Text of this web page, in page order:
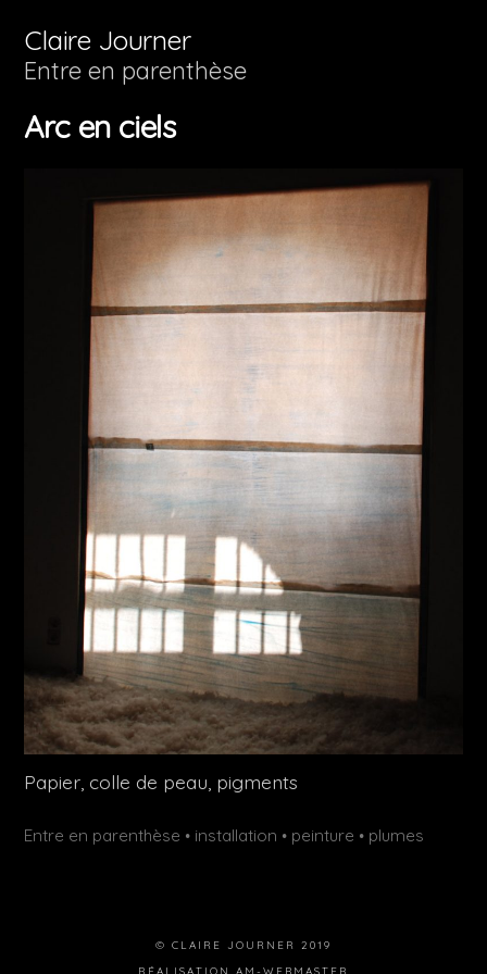
au
Claire Journer
Entre en parenthèse
Arc en ciels
Papier, colle de peau, pigments
Publié
Entre en parenthèse Étiquettes :
• installation • peinture • plumes
© CLAIRE JOURNER 2019
RÉALISATION AM-WEBMASTER